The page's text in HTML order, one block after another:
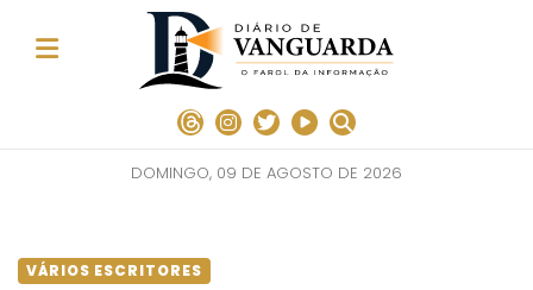
DOMINGO, 09 DE AGOSTO DE 2026
VÁRIOS ESCRITORES